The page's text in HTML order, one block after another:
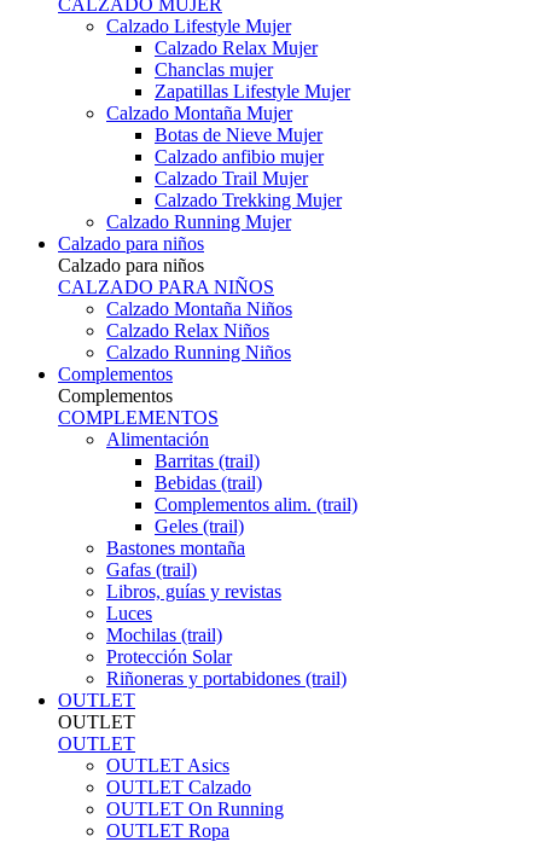
CALZADO MUJER
Calzado Lifestyle Mujer
Calzado Relax Mujer
Chanclas mujer
Zapatillas Lifestyle Mujer
Calzado Montaña Mujer
Botas de Nieve Mujer
Calzado anfibio mujer
Calzado Trail Mujer
Calzado Trekking Mujer
Calzado Running Mujer
Calzado para niños
Calzado para niños
CALZADO PARA NIÑOS
Calzado Montaña Niños
Calzado Relax Niños
Calzado Running Niños
Complementos
Complementos
COMPLEMENTOS
Alimentación
Barritas (trail)
Bebidas (trail)
Complementos alim. (trail)
Geles (trail)
Bastones montaña
Gafas (trail)
Libros, guías y revistas
Luces
Mochilas (trail)
Protección Solar
Riñoneras y portabidones (trail)
OUTLET
OUTLET
OUTLET
OUTLET Asics
OUTLET Calzado
OUTLET On Running
OUTLET Ropa